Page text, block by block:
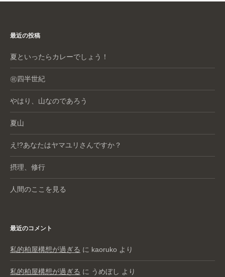
最近の投稿
夏といったらカレーでしょう！
㊗️四半世紀
やはり、山なのであろう
夏山
え!?あなたはヤマユリさんですか？
摂理、修行
人間のここを見る
最近のコメント
私的柏屋構想が過ぎる に kaoruko より
私的柏屋構想が過ぎる に うめぼし より